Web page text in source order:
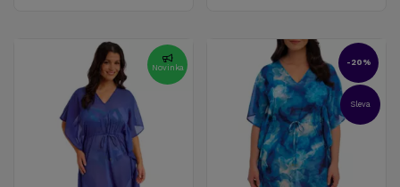
Novinka
-20%
Sleva